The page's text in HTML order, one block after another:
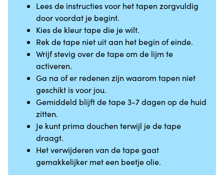
Lees de instructies voor het tapen zorgvuldig
door voordat je begint.
Kies de kleur tape die je wilt.
Rek de tape niet uit aan het begin of einde.
Wrijf stevig over de tape om de lijm te
activeren.
Ga na of er redenen zijn waarom tapen niet
geschikt is voor jou.
Gemiddeld blijft de tape 3-7 dagen op de huid
zitten.
Je kunt prima douchen terwijl je de tape
draagt.
Het verwijderen van de tape gaat
gemakkelijker met een beetje olie.